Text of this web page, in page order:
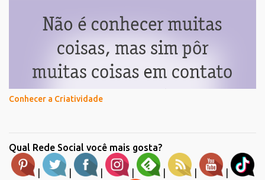
Conhecer a Criatividade
Qual Rede Social você mais gosta?
| | | | | | |